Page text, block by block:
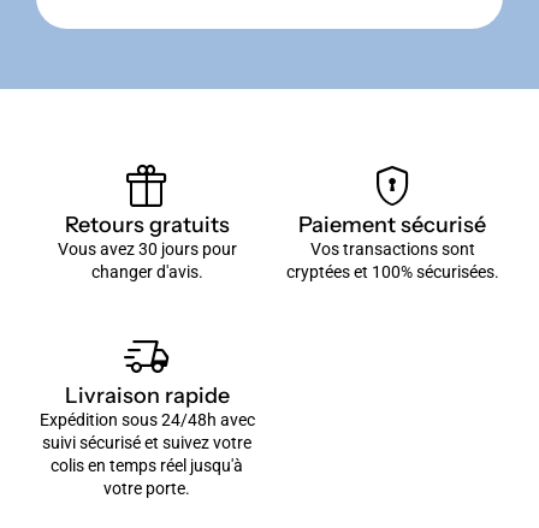
featured_seasonal_and_gifts
Retours gratuits
Vous avez 30 jours pour
changer d'avis.
encrypted
Paiement sécurisé
Vos transactions sont
cryptées et 100% sécurisées.
delivery_truck_speed
Livraison rapide
Expédition sous 24/48h avec
suivi sécurisé et suivez votre
colis en temps réel jusqu'à
votre porte.